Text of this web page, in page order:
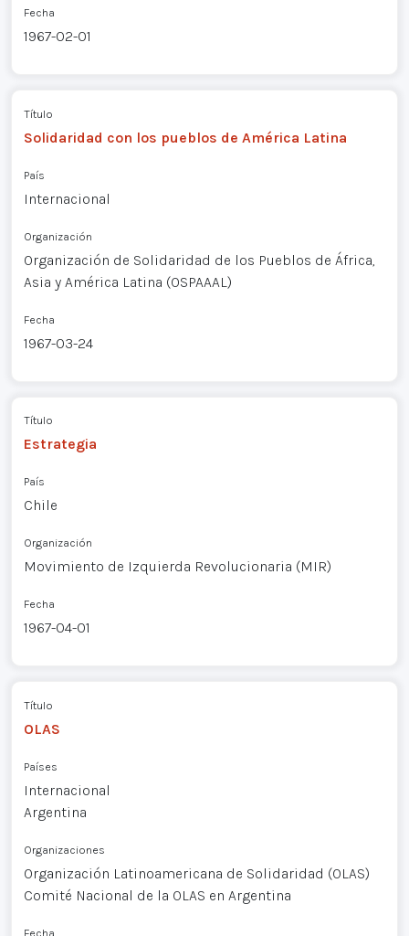
Fecha
1967-02-01
Título
Solidaridad con los pueblos de América Latina
País
Internacional
Organización
Organización de Solidaridad de los Pueblos de África,
Asia y América Latina (OSPAAAL)
Fecha
1967-03-24
Título
Estrategia
País
Chile
Organización
Movimiento de Izquierda Revolucionaria (MIR)
Fecha
1967-04-01
Título
OLAS
Países
Internacional
Argentina
Organizaciones
Organización Latinoamericana de Solidaridad (OLAS)
Comité Nacional de la OLAS en Argentina
Fecha